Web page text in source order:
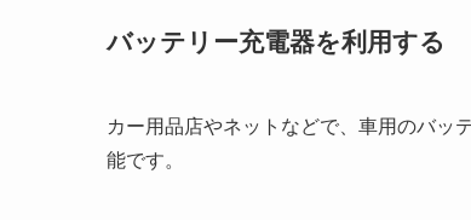
バッテリー充電器を利用する
カー用品店やネットなどで、車用のバッ
能です。